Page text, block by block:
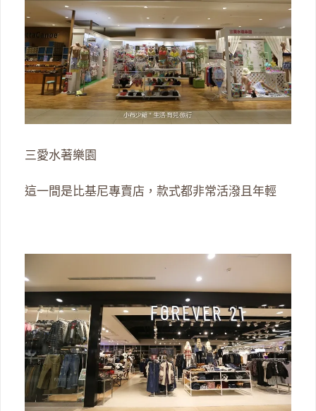
三愛水著樂園
這一間是比基尼專賣店，款式都非常活潑且年輕